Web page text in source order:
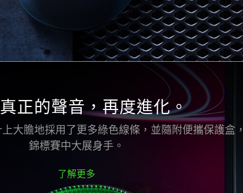
正的聲音，再度進化。
大膽地採用了更多綠色線條，並隨附便攜保護盒
錦標賽中大展身手。
了解更多